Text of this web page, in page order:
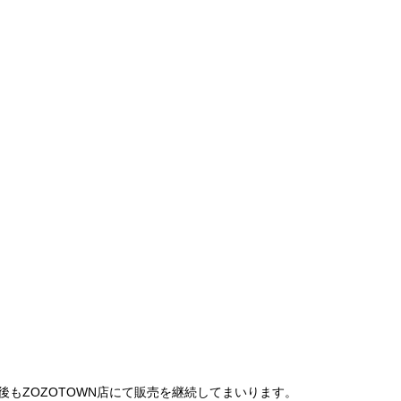
ZOZOTOWN店にて販売を継続してまいります。